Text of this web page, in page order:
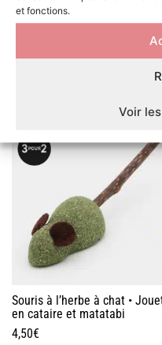
et fonctions.
Voir
Ne mettez votre chat en
chats que si ce dernier
VOUS AIMEREZ
Souris à l’herbe à chat •
en cataire et matatabi
4,50€